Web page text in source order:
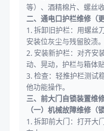
等）、酒精棉片、螺丝
二、通电口护栏维修（更
1. 拆卸旧护栏：用螺丝
安装位灰尘与残留胶渍。
2. 安装新护栏：对齐安
动、晃动，护栏与箱体
3. 检查：轻推护栏测试
他功能操作。
三、前大门自锁装置维
（一）机械故障维修（
1. 拆卸前大门：打开大